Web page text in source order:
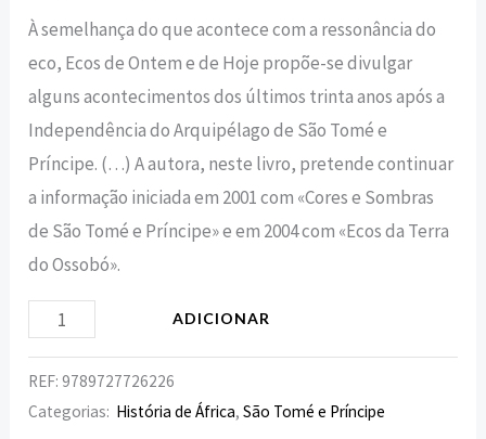
À semelhança do que acontece com a ressonância do
eco, Ecos de Ontem e de Hoje propõe-se divulgar
alguns acontecimentos dos últimos trinta anos após a
Independência do Arquipélago de São Tomé e
Príncipe. (…) A autora, neste livro, pretende continuar
a informação iniciada em 2001 com «Cores e Sombras
de São Tomé e Príncipe» e em 2004 com «Ecos da Terra
do Ossobó».
ADICIONAR
REF:9789727726226
Categorias: História de África,São Tomé e Príncipe